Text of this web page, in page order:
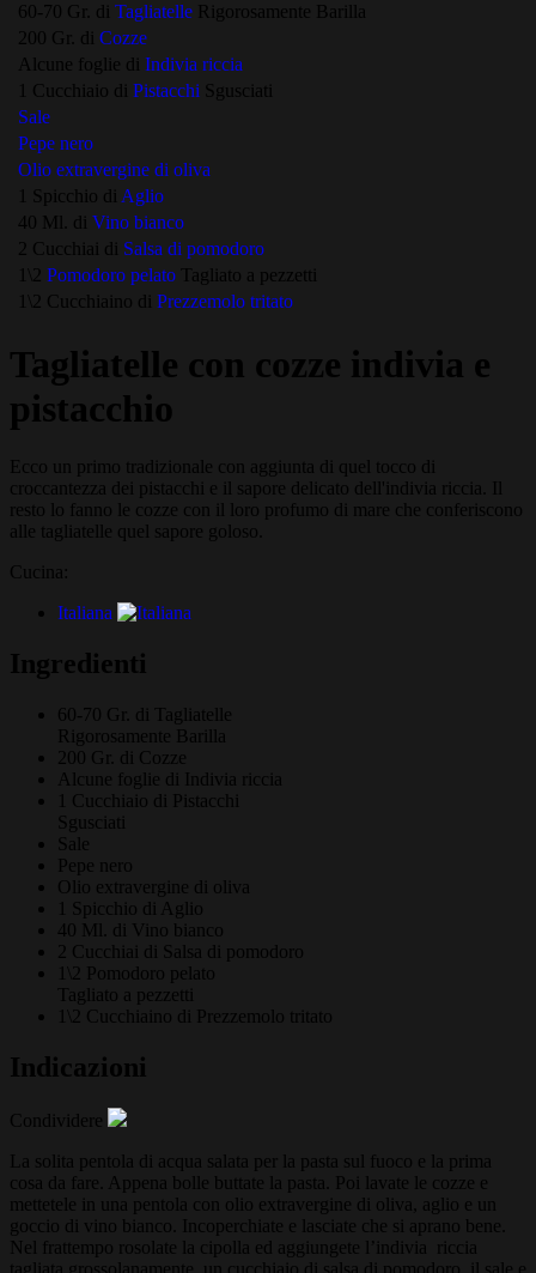
60-70 Gr. di Tagliatelle Rigorosamente Barilla
200 Gr. di
Cozze
Alcune foglie di
Indivia riccia
1 Cucchiaio di
Pistacchi Sgusciati
Sale
Pepe nero
Olio extravergine di oliva
1 Spicchio di
Aglio
40 Ml. di
Vino bianco
2 Cucchiai di
Salsa di pomodoro
1\2 Pomodoro pelato Tagliato a pezzetti
1\2 Cucchiaino di
Prezzemolo tritato
Tagliatelle con cozze indivia e
pistacchio
Ecco un primo tradizionale con aggiunta di quel tocco di
croccantezza dei pistacchi e il sapore delicato dell'indivia riccia. Il
resto lo fanno le cozze con il loro profumo di mare che conferiscono
alle tagliatelle quel sapore goloso.
Cucina:
Italiana
Ingredienti
60-70 Gr. di
Tagliatelle
Rigorosamente Barilla
200 Gr. di
Cozze
Alcune foglie di
Indivia riccia
1 Cucchiaio di
Pistacchi
Sgusciati
Sale
Pepe nero
Olio extravergine di oliva
1 Spicchio di
Aglio
40 Ml. di
Vino bianco
2 Cucchiai di
Salsa di pomodoro
1\2 Pomodoro pelato
Tagliato a pezzetti
1\2 Cucchiaino di
Prezzemolo tritato
Indicazioni
Condividere
La solita pentola di acqua salata per la pasta sul fuoco e la prima
cosa da fare. Appena bolle buttate la pasta. Poi lavate le cozze e
mettetele in una pentola con olio extravergine di oliva, aglio e un
goccio di vino bianco. Incoperchiate e lasciate che si aprano bene.
Nel frattempo rosolate la cipolla ed aggiungete l’indivia riccia
tagliata grossolanamente, un cucchiaio di salsa di pomodoro, il sale e